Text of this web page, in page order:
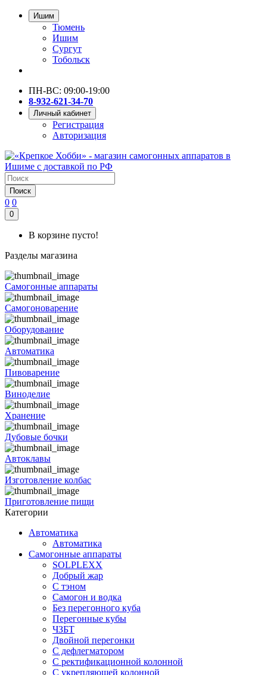
Ишим
Тюмень
Ишим
Сургут
Тобольск
ПН-ВС: 09:00-19:00
8-932-621-34-70
Личный кабинет
Регистрация
Авторизация
Поиск
0 0
0
В корзине пусто!
Разделы магазина
Самогонные аппараты
Самогоноварение
Оборудование
Автоматика
Пивоварение
Виноделие
Хранение
Дубовые бочки
Автоклавы
Изготовление колбас
Приготовление пищи
Категории
Автоматика
Автоматика
Самогонные аппараты
SOLPLEXX
Добрый жар
С тэном
Самогон и водка
Без перегонного куба
Перегонные кубы
ЧЗБТ
Двойной перегонки
С дефлегматором
С ректификационной колонной
С укрепляющей колонной